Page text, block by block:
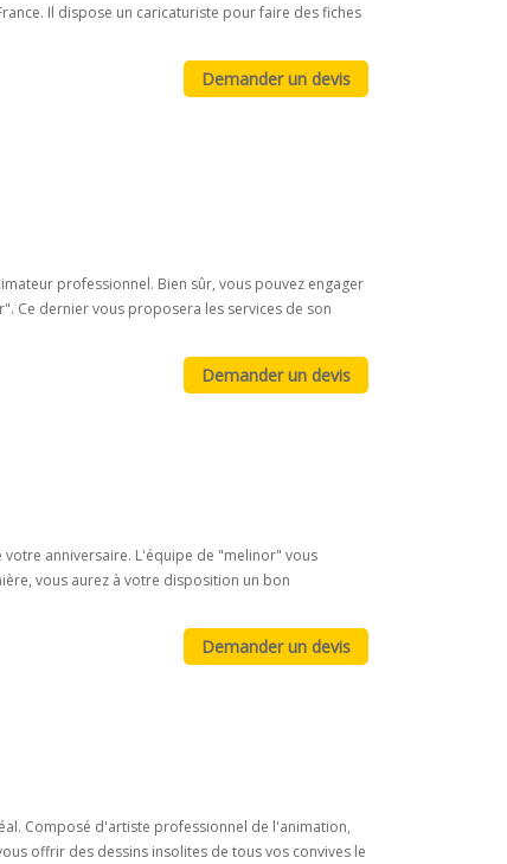
Il dispose un caricaturiste pour faire des fiches
professionnel. Bien sûr, vous pouvez engager
Ce dernier vous proposera les services de son
anniversaire. L'équipe de "melinor" vous
vous aurez à votre disposition un bon
Composé d'artiste professionnel de l'animation,
offrir des dessins insolites de tous vos convives le